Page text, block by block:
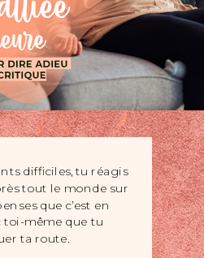
difficiles, tu réagis
tout le monde sur
que c’est en
toi-même que tu
ta route.